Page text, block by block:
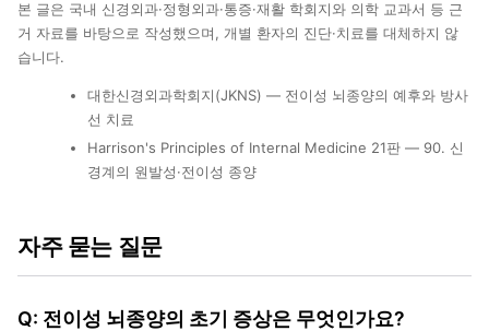
본 글은 국내 신경외과·정형외과·통증·재활 학회지와 의학 교과서 등 근
거 자료를 바탕으로 작성했으며, 개별 환자의 진단·치료를 대체하지 않
습니다.
대한신경외과학회지(JKNS) — 전이성 뇌종양의 예후와 방사
선 치료
Harrison's Principles of Internal Medicine 21판 — 90. 신
경계의 원발성·전이성 종양
자주 묻는 질문
Q: 전이성 뇌종양의 초기 증상은 무엇인가요?